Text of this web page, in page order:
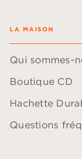
LA MAISON
Qui sommes-
Boutique CD
Hachette
Questions